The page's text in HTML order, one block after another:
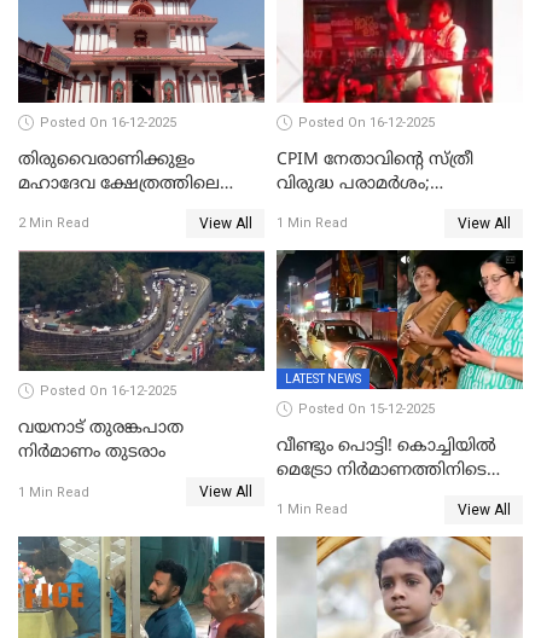
സിപിഐഎമ്മും
Posted On 16-12-2025
തിരുവൈരാണിക്കുളം
മഹാദേവ ക്ഷേത്രത്തിലെ
ജനുവരി 2 ന് തുടക്കമാകും
2 Min Read View All
Posted On 16-12-2025
CPIM നേതാവിൻ്റെ സ്ത്രീ
വിരുദ്ധ പരാമർശം;
1 Min Read View All
Posted On 16-12-2025
വയനാട് തുരങ്കപാത
നിർമാണം തുടരാം
1 Min Read View All
LATEST NEWS
Posted On 15-12-2025
വീണ്ടും പൊട്ടി! കൊച്ചിയിൽ
മെട്രോ നിർമാണത്തിനിടെ
റോഡിൽ ഗതാഗത കുരുക്ക്,
കലൂർ സ്റ്റേഡിയം റോഡ്
ഉപരോധിച്ച് കോൺഗ്രസ്
1 Min Read View All